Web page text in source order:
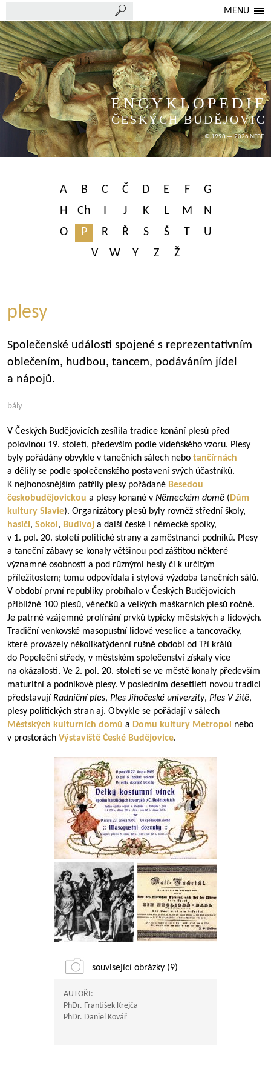
MENU
ENCYKLOPEDIE
ČESKÝCH BUDĚJOVIC
© 1998 — 2026 NEBE
A B C Č D E F
G
H
Ch I J K L M
N
O
P R Ř S Š T
U
V
W Y Z Ž
plesy
Společenské události spojené s reprezentativním
oblečením, hudbou, tancem, podáváním jídel
a nápojů.
bály
V Českých Budějovicích zesílila tradice konání plesů před
polovinou 19. století, především podle vídeňského vzoru. Plesy
byly pořádány obvykle v tanečních sálech nebo tančírnách
a dělily se podle společenského postavení svých účastníků.
K nejhonosnějším patřily plesy pořádané Besedou
českobudějovickou a plesy konané v Německém domě ( Dům
kultury Slavie). Organizátory plesů byly rovněž střední školy,
hasiči, Sokol , Budivoj a další české i německé spolky,
v 1. pol. 20. století politické strany a zaměstnanci podniků. Plesy
a taneční zábavy se konaly většinou pod záštitou některé
významné osobnosti a pod různými hesly či k určitým
příležitostem; tomu odpovídala i stylová výzdoba tanečních sálů.
V období první republiky probíhalo v Českých Budějovicích
přibližně 100 plesů, věnečků a velkých maškarních plesů ročně.
Je patrné vzájemné prolínání prvků typicky městských a lidových.
Tradiční venkovské masopustní lidové veselice a tancovačky,
které provázely několikatýdenní rušné období od Tří králů
do Popeleční středy, v městském společenství získaly více
na okázalosti. Ve 2. pol. 20. století se ve městě konaly především
maturitní a podnikové plesy. V posledním desetiletí novou tradici
představují Radniční ples, Ples Jihočeské univerzity, Ples V žitě,
plesy politických stran aj. Obvykle se pořádají v sálech
Městských kulturních domů a Domu kultury Metropol
nebo
v prostorách Výstaviště České Budějovice.
související obrázky (9)
AUTOŘI:
PhDr. František Krejča
PhDr. Daniel Kovář